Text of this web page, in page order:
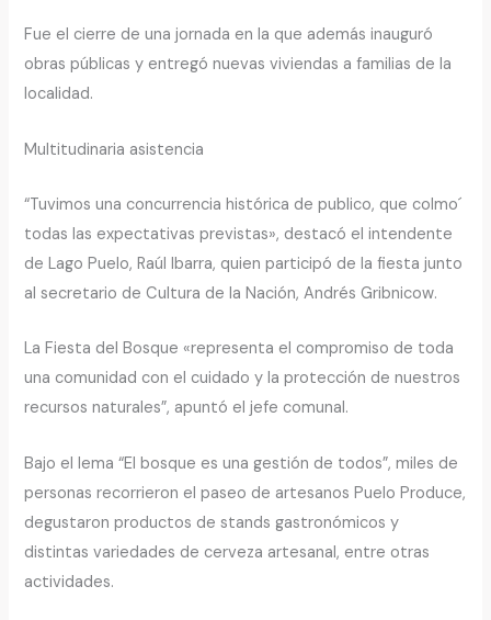
Fue el cierre de una jornada en la que además inauguró
obras públicas y entregó nuevas viviendas a familias de la
localidad.
Multitudinaria asistencia
“Tuvimos una concurrencia histórica de publico, que colmo´
todas las expectativas previstas», destacó el intendente
de Lago Puelo, Raúl Ibarra, quien participó de la fiesta junto
al secretario de Cultura de la Nación, Andrés Gribnicow.
La Fiesta del Bosque «representa el compromiso de toda
una comunidad con el cuidado y la protección de nuestros
recursos naturales”, apuntó el jefe comunal.
Bajo el lema “El bosque es una gestión de todos”, miles de
personas recorrieron el paseo de artesanos Puelo Produce,
degustaron productos de stands gastronómicos y
distintas variedades de cerveza artesanal, entre otras
actividades.